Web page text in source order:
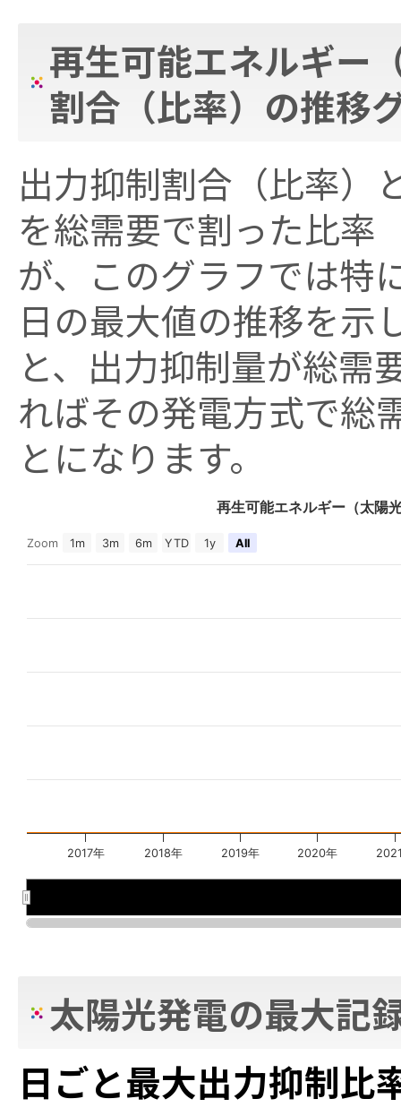
再生可能エネルギー
割合（比率）の推移
出力抑制割合（比率）
を総需要で割った比率
が、このグラフでは特
日の最大値の推移を示
と、出力抑制量が総需
ればその発電方式で総
とになります。
再生可能エネルギー（太陽
Zoom 1m 3m 6m YTD 1y All
2017年 2018年 2019年 2020年
太陽光発電の最大記
日ごと最大出力抑制比